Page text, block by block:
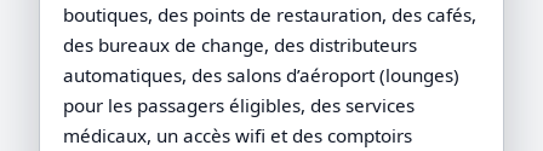
boutiques, des points de restauration, des cafés,
des bureaux de change, des distributeurs
automatiques, des salons d’aéroport (lounges)
pour les passagers éligibles, des services
médicaux, un accès wifi et des comptoirs